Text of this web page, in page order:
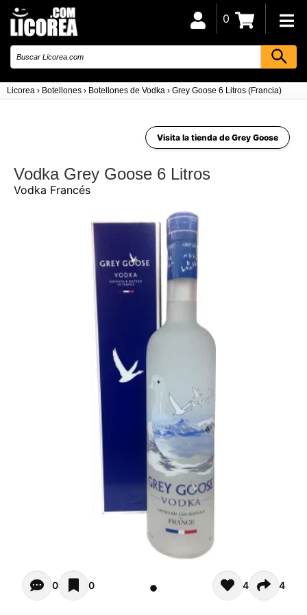
Licorea › Botellones › Botellones de Vodka › Grey Goose 6 Litros (Francia)
0
Visita la tienda de Grey Goose
Vodka Grey Goose 6 Litros
Vodka Francés
Opiniones de clientes - Actualmente no hay
0 0 4 4